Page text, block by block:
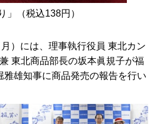
」（税込138円）
）には、理事執行役員 東北カン
東北商品部長の坂本眞規子が福
雅雄知事に商品発売の報告を行い